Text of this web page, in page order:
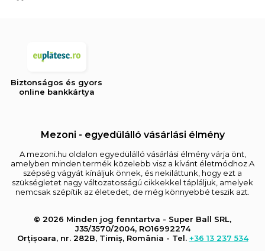
Biztonságos és gyors
online bankkártya
Mezoni - egyedülálló vásárlási élmény
A mezoni.hu oldalon egyedülálló vásárlási élmény várja önt,
amelyben minden termék közelebb visz a kívánt életmódhoz.A
szépség vágyát kínáljuk önnek, és nekiláttunk, hogy ezt a
szükségletet nagy változatosságú cikkekkel tápláljuk, amelyek
nemcsak szépítik az életedet, de még könnyebbé teszik azt.
© 2026 Minden jog fenntartva - Super Ball SRL,
J35/3570/2004, RO16992274
Orțișoara, nr. 282B, Timiș, România - Tel. +36 13 237 534